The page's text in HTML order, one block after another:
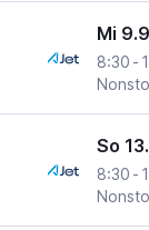
Mi
8:30 -
So
8:30 -